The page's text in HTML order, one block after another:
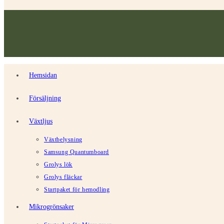
Hemsidan
Försäljning
Växtljus
Växtbelysning
Samsung Quantumboard
Grolys lök
Grolys fläckar
Startpaket för hemodling
Mikrogrönsaker